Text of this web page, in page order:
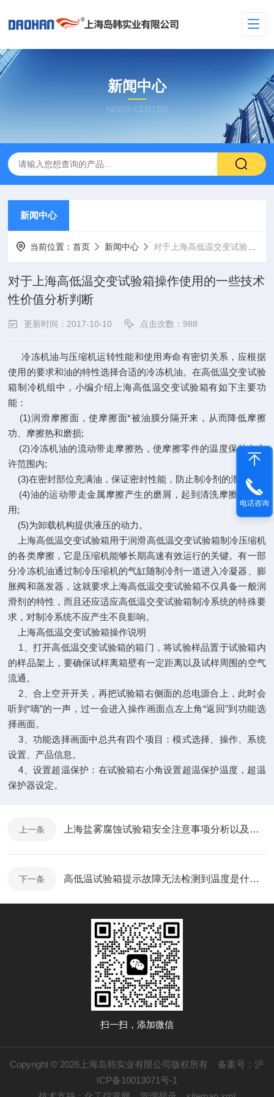
新闻中心
NEWS CENTER
新闻中心
当前位置：首页 新闻中心 对于上海高低温交变试验箱操作使用的一些技术性价值分析判断
对于上海高低温交变试验箱操作使用的一些技术
性价值分析判断
更新时间：2017-10-10 点击次数：988
冷冻机油与压缩机运转性能和使用寿命有密切关系，应根据
使用的要求和油的特性选择合适的冷冻机油。在高低温交变试验
箱制冷机组中，小编介绍 上海高低温交变试验箱有如下主要功
能：
(1)润滑摩擦面，使摩擦面*被油膜分隔开来，从而降低摩擦
功、摩擦热和磨损;
(2)冷冻机油的流动带走摩擦热，使摩擦零件的温度保持在允
许范围内;
(3)在密封部位充满油，保证密封性能，防止制冷剂的泄漏;
(4)油的运动带走金属摩擦产生的磨屑，起到清洗摩擦面的作
用;
(5)为卸载机构提供液压的动力。
上海高低温交变试验箱用于润滑高低温交变试验箱制冷压缩机
的各类摩擦，它是压缩机能够长期高速有效运行的关键。有一部
分冷冻机油通过制冷压缩机的气缸随制冷剂一道进入冷凝器、膨
胀阀和蒸发器，这就要求上海高低温交变试验箱不仅具备一般润
滑剂的特性，而且还应适应高低温交变试验箱制冷系统的特殊要
求，对制冷系统不应产生不良影响。
上海高低温交变试验箱操作说明
1、打开高低温交变试验箱的箱门，将试验样品置于试验箱内
的样品架上，要确保试样离箱壁有一定距离以及试样周围的空气
流通。
2、合上空开开关，再把试验箱右侧面的总电源合上，此时会
听到“嘀”的一声，过一会进入操作画面点左上角“返回”到功能选
择画面。
3、功能选择画面中总共有四个项目：模式选择、操作、系统
设置、产品信息。
4、设置超温保护：在试验箱右小角设置超温保护温度，超温
保护器设定。
上一条 上海盐雾腐蚀试验箱安全注意事项分析以及工作结束操作
下一条 高低温试验箱提示故障无法检测到温度是什么原因
扫一扫，添加微信
Copyright © 2026上海岛韩实业有限公司版权所有 备案号：沪
ICP备10013071号-1
电话咨询